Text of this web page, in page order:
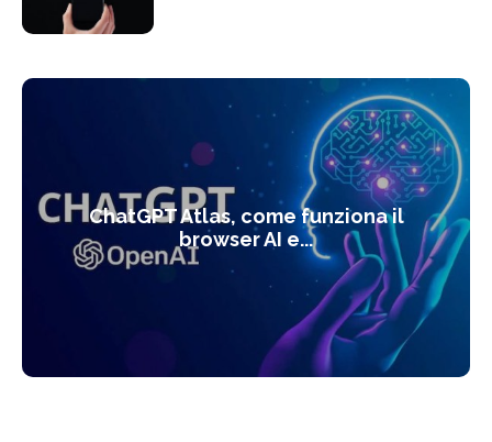
ChatGPT Atlas, come funziona il
browser AI e...